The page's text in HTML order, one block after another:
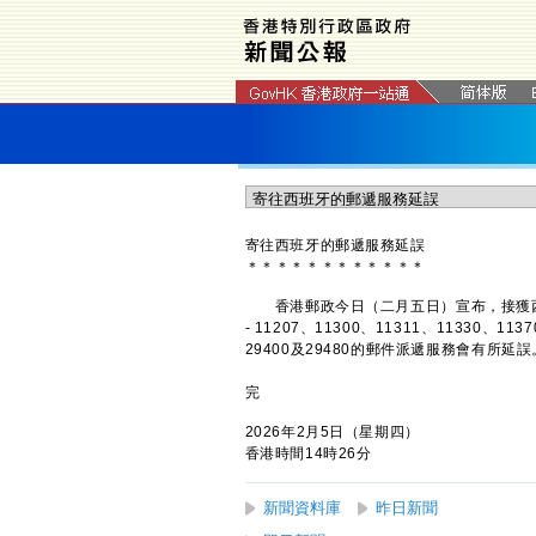
寄往西班牙的郵遞服務延誤
＊ ＊ ＊ ＊ ＊ ＊ ＊ ＊ ＊ ＊ ＊ ＊
香港郵政今日（二月五日）宣布，接獲
- 11207、11300、11311、11330、
29400及29480的郵件派遞服務會有所延誤
完
2026年2月5日（星期四）
香港時間14時26分
新聞資料庫
昨日新聞